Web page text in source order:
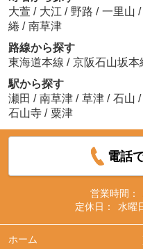
大萱 / 大江 / 野路 / 一里山 /
綣 / 南草津
路線から探す
東海道本線 / 京阪石山坂本
駅から探す
瀬田 / 南草津 / 草津 / 石山 /
石山寺 / 粟津
電話
営業時間：
定休日：
水曜
ホーム